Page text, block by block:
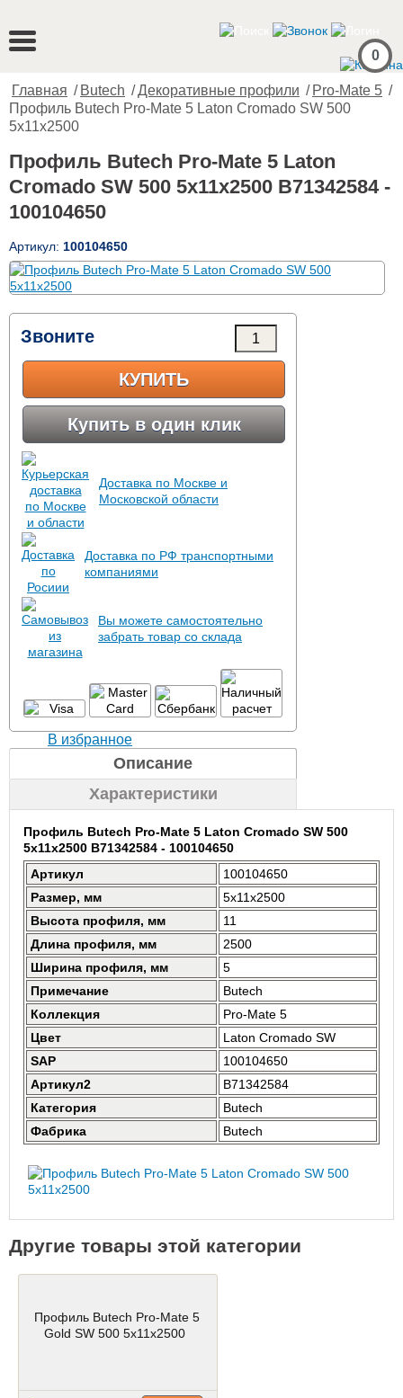
0
Главная / Butech /Декоративные профили / Pro-Mate 5 /
Профиль Butech Pro-Mate 5 Laton Cromado SW 500
5x11x2500
Профиль Butech Pro-Mate 5 Laton
Cromado SW 500 5x11x2500 B71342584 -
100104650
Артикул: 100104650
Звоните
КУПИТЬ
Купить в один клик
Доставка по Москве и
Московской области
Доставка по РФ транспортными
компаниями
Вы можете самостоятельно
забрать товар со склада
В избранное
Описание
Характеристики
Профиль Butech Pro-Mate 5 Laton Cromado SW 500
5x11x2500 B71342584 - 100104650
Артикул
100104650
Размер, мм
5x11x2500
Высота профиля, мм
11
Длина профиля, мм
2500
Ширина профиля, мм
5
Примечание
Butech
Коллекция
Pro-Mate 5
Цвет
Laton Cromado SW
SAP
100104650
Артикул2
B71342584
Категория
Butech
Фабрика
Butech
Другие товары этой категории
Профиль Butech Pro-Mate 5
Gold SW 500 5x11x2500